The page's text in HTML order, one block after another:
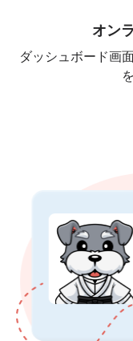
オン
ダッシュボード画